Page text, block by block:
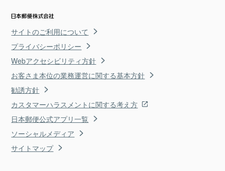
サイトのご利用について
プライバシーポリシー
Webアクセシビリティ方針
お客さま本位の業務運営に関する基本方針
勧誘方針
カスタマーハラスメントに関する考え方
日本郵便公式アプリ一覧
ソーシャルメディア
サイトマップ